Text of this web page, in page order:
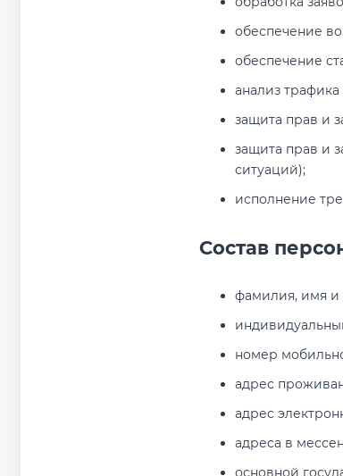
обеспечение
обеспечение
анализ
защита прав и
защита прав и
ситуаций);
исполнение
Состав
фамилия, имя и
номер
адрес
адрес
адреса в
основной